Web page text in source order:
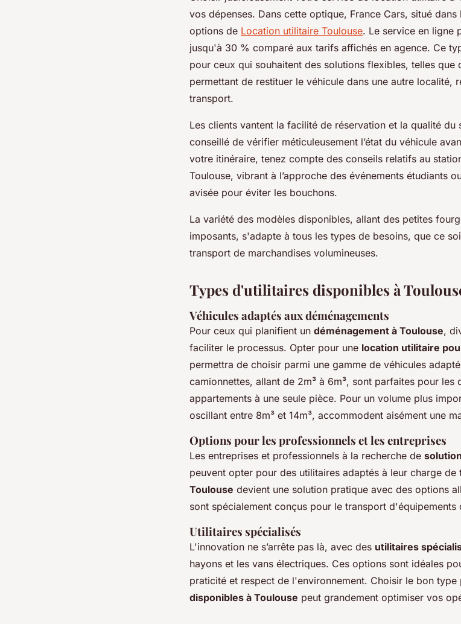
vos dépenses. Dans cette optique, France Cars, situé
options de Location utilitaire Toulouse. Le service en ligne
jusqu'à 30 % comparé aux tarifs affichés en agence. Ce
pour ceux qui souhaitent des solutions flexibles, telles que
permettant de restituer le véhicule dans une autre localité,
transport.
Les clients vantent la facilité de réservation et la qualité
conseillé de vérifier méticuleusement l’état du véhicule
votre itinéraire, tenez compte des conseils relatifs au
Toulouse, vibrant à l’approche des événements étudiants
avisée pour éviter les bouchons.
La variété des modèles disponibles, allant des petites
imposants, s'adapte à tous les types de besoins, que ce
transport de marchandises volumineuses.
Types d'utilitaires disponibles à
Véhicules adaptés aux déménagements
Pour ceux qui planifient un déménagement à Toulouse,
faciliter le processus. Opter pour une location utilitaire
permettra de choisir parmi une gamme de véhicules
camionnettes, allant de 2m³ à 6m³, sont parfaites pour les
appartements à une seule pièce. Pour un volume plus
oscillant entre 8m³ et 14m³, accommodent aisément une
Options pour les professionnels et les entreprises
Les entreprises et professionnels à la recherche de
peuvent opter pour des utilitaires adaptés à leur charge de
Toulouse devient une solution pratique avec des options
sont spécialement conçus pour le transport d'équipements
Utilitaires spécialisés
L'innovation ne s’arrête pas là, avec des utilitaires
hayons et les vans électriques. Ces options sont idéales
praticité et respect de l'environnement. Choisir le bon type
disponibles à Toulouse peut grandement optimiser vos